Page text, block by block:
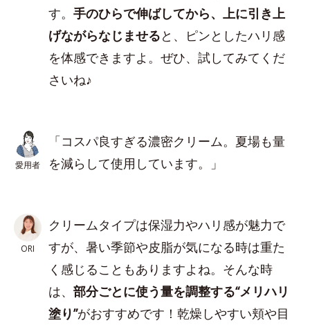
す。 手のひらで伸ばしてから、上に引き上
げながらなじませると、ピンとしたハリ感
を体感できますよ。ぜひ、試してみてくだ
さいね♪
愛用者
「コスパ良すぎる濃密クリーム。夏場も量
を減らして使用しています。」
ORI
クリームタイプは保湿力やハリ感が魅力で
すが、暑い季節や皮脂が気になる時は重た
く感じることもありますよね。そんな時
は、 部分ごとに使う量を調整する“メリハリ
塗り”がおすすめです！乾燥しやすい頬や目